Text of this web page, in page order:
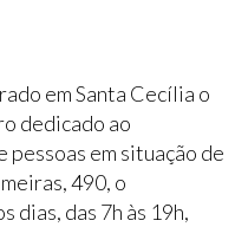
em Santa Cecília o
dedicado ao
em situação de
490, o
dias, das 7h às 19h,